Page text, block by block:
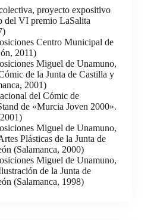
proyecto expositivo
del VI premio LaSalita
Centro Municipal de
2011)
Miguel de Unamuno,
de la Junta de Castilla y
2001)
del Cómic de
de «Murcia Joven 2000».
Miguel de Unamuno,
Plásticas de la Junta de
(Salamanca, 2000)
Miguel de Unamuno,
de la Junta de
(Salamanca, 1998)